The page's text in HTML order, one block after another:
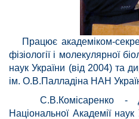
Працює академіком-
фізіології і молекулярної
наук України (від 2004) та
ім. О.В.Палладіна НАН
С.В.Комісаренко -
Національної Академії